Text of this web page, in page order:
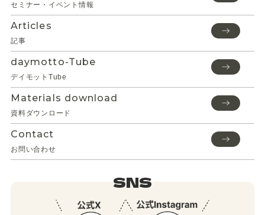
セミナー・イベント情報
Articles
記事
daymotto-Tube
デイモットTube
Materials download
資料ダウンロード
Contact
お問い合わせ
SNS